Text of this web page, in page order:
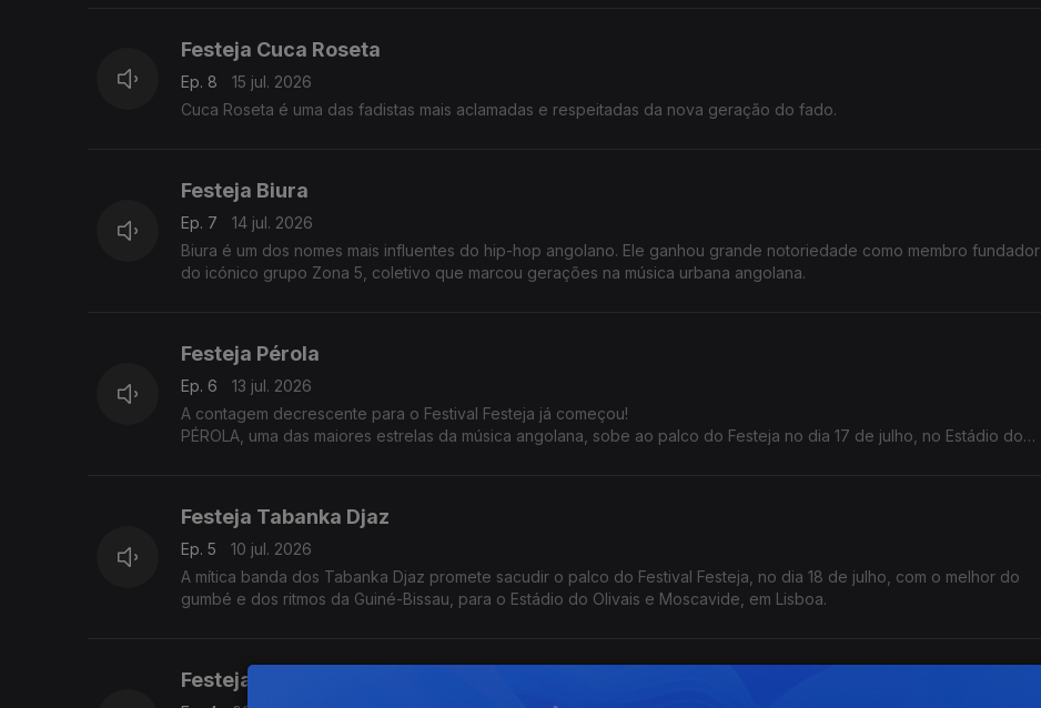
Festeja Cuca Roseta
Ep. 8
15 jul. 2026
Cuca Roseta é uma das fadistas mais aclamadas e respeitadas da nova geração do fado.
Festeja Biura
Ep. 7
14 jul. 2026
Biura é um dos nomes mais influentes do hip-hop angolano. Ele ganhou grande notoriedade como membro fundador
do icónico grupo Zona 5, coletivo que marcou gerações na música urbana angolana.
Festeja Pérola
Ep. 6
13 jul. 2026
A contagem decrescente para o Festival Festeja já começou!
PÉROLA, uma das maiores estrelas da música angolana, sobe ao palco do Festeja no dia 17 de julho, no Estádio do
Festeja Tabanka Djaz
Ep. 5
10 jul. 2026
A mítica banda dos Tabanka Djaz promete sacudir o palco do Festival Festeja, no dia 18 de julho, com o melhor do
gumbé e dos ritmos da Guiné-Bissau, para o Estádio do Olivais e Moscavide, em Lisboa.
Festeja Twenty Fingers